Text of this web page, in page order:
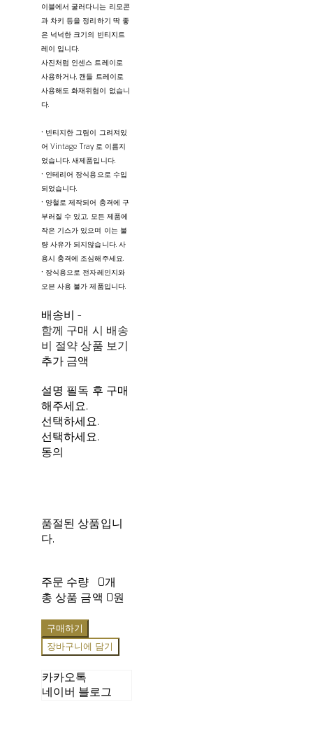
이블에서 굴러다니는 리모콘
과 차키 등을 정리하기 딱 좋
은 넉넉한 크기의 빈티지트
레이 입니다.
사진처럼 인센스 트레이로
사용하거나, 캔들 트레이로
사용해도 화재위험이 없습니
다.
• 빈티지한 그림이 그려져있
어 Vintage Tray 로 이름지
었습니다. 새제품입니다.
• 인테리어 장식용으로 수입
되었습니다.
• 양철로 제작되어 충격에 구
부러질 수 있고, 모든 제품에
작은 기스가 있으며 이는 불
량 사유가 되지않습니다. 사
용시 충격에 조심해주세요.
• 장식용으로 전자레인지와
오븐 사용 불가 제품입니다.
배송비-
함께 구매 시 배송
비 절약 상품 보기
추가 금액
설명 필독 후 구매
해주세요.
선택하세요.
선택하세요.
동의
품절된 상품입니
다.
주문 수량
0개
총 상품 금액 0원
구매하기
장바구니에 담기
카카오톡
네이버 블로그